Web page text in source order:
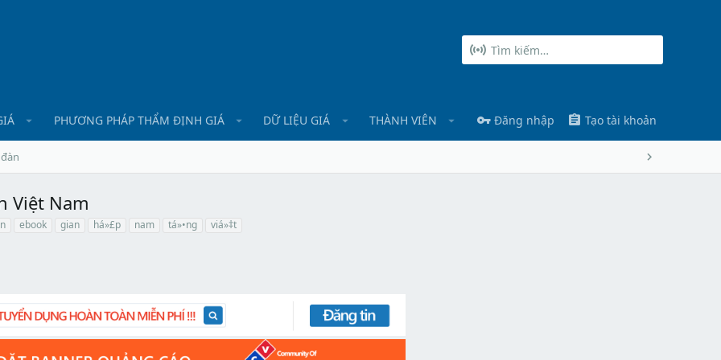
PHƯƠNG PHÁP THẨM ĐỊNH GIÁ DỮ LIỆU GIÁ THÀNH VIÊN Đăng nhập Tạo tài khoản
Việt Nam
ebook gian há»£p nam tá»•ng viá»‡t